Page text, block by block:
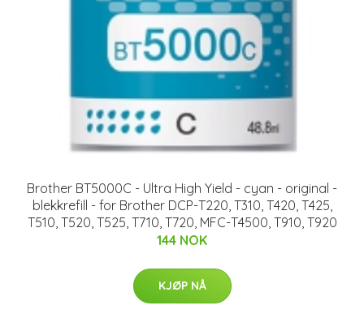
Brother BT5000C - Ultra High Yield - cyan - original -
blekkrefill - for Brother DCP-T220, T310, T420, T425,
T510, T520, T525, T710, T720, MFC-T4500, T910, T920
144 NOK
KJØP NÅ